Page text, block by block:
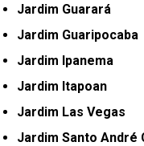
Jardim Guarará
Jardim Guaripocaba
Jardim Ipanema
Jardim Itapoan
Jardim Las Vegas
Jardim Santo André